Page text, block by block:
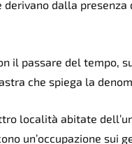
derivano dalla
il passare del tempo,
che spiega la
località abitate
un’occupazione